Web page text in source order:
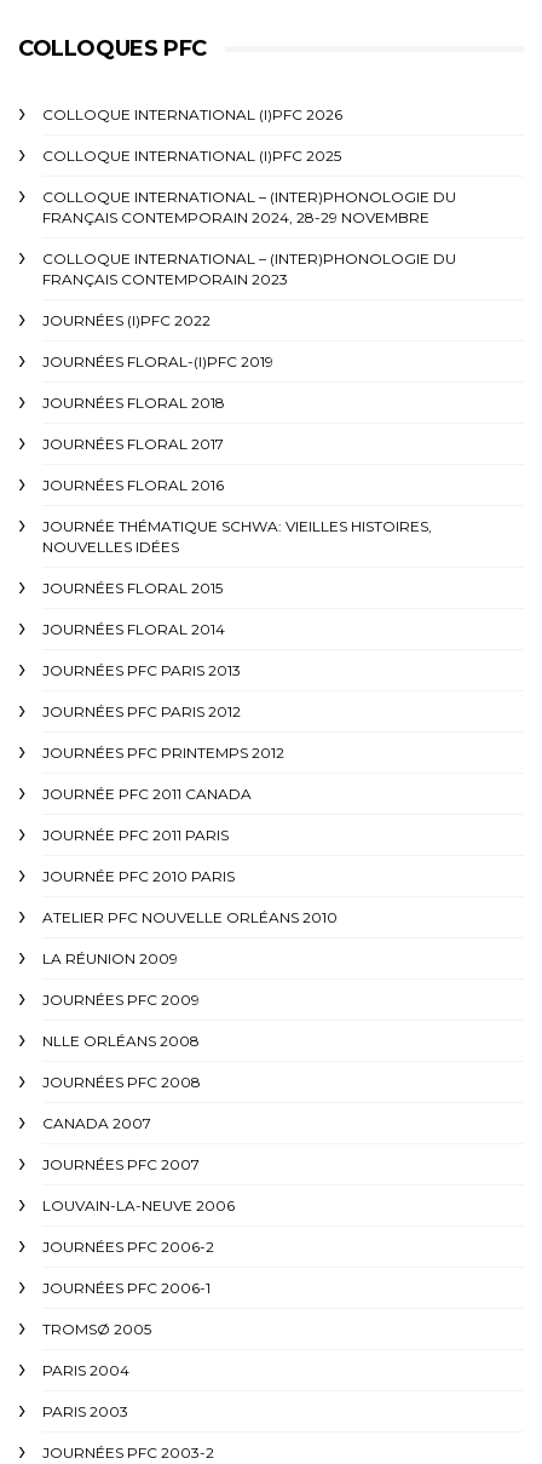
COLLOQUES PFC
COLLOQUE INTERNATIONAL (I)PFC 2026
COLLOQUE INTERNATIONAL (I)PFC 2025
COLLOQUE INTERNATIONAL – (INTER)PHONOLOGIE DU
FRANÇAIS CONTEMPORAIN 2024, 28-29 NOVEMBRE
COLLOQUE INTERNATIONAL – (INTER)PHONOLOGIE DU
FRANÇAIS CONTEMPORAIN 2023
JOURNÉES (I)PFC 2022
JOURNÉES FLORAL-(I)PFC 2019
JOURNÉES FLORAL 2018
JOURNÉES FLORAL 2017
JOURNÉES FLORAL 2016
JOURNÉE THÉMATIQUE SCHWA: VIEILLES HISTOIRES,
NOUVELLES IDÉES
JOURNÉES FLORAL 2015
JOURNÉES FLORAL 2014
JOURNÉES PFC PARIS 2013
JOURNÉES PFC PARIS 2012
JOURNÉES PFC PRINTEMPS 2012
JOURNÉE PFC 2011 CANADA
JOURNÉE PFC 2011 PARIS
JOURNÉE PFC 2010 PARIS
ATELIER PFC NOUVELLE ORLÉANS 2010
LA RÉUNION 2009
JOURNÉES PFC 2009
NLLE ORLÉANS 2008
JOURNÉES PFC 2008
CANADA 2007
JOURNÉES PFC 2007
LOUVAIN-LA-NEUVE 2006
JOURNÉES PFC 2006-2
JOURNÉES PFC 2006-1
TROMSØ 2005
PARIS 2004
PARIS 2003
JOURNÉES PFC 2003-2